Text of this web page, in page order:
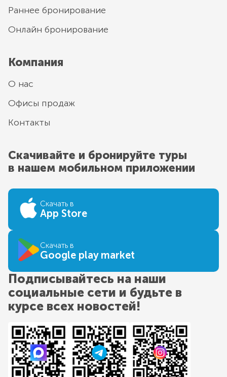
Раннее бронирование
Онлайн бронирование
Компания
О нас
Офисы продаж
Контакты
Скачивайте и бронируйте туры
в нашем мобильном приложении
Скачать в
App Store
Скачать в
Google play market
Подписывайтесь на наши
социальные сети и будьте в
курсе всех новостей!